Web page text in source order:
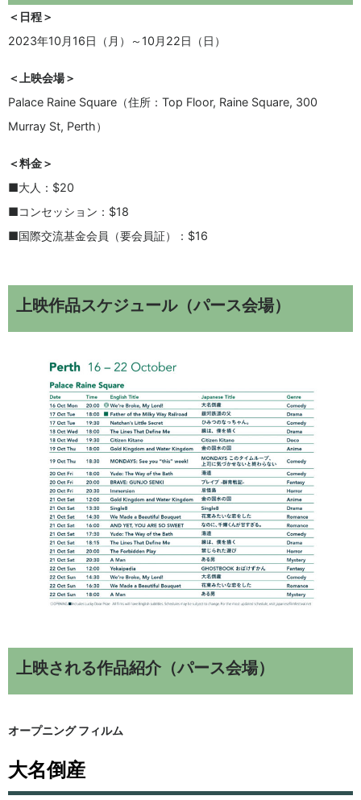
＜日程＞
2023年10月16日（月）～10月22日（日）
＜上映会場＞
Palace Raine Square（住所：Top Floor, Raine Square, 300
Murray St, Perth）
＜料金＞
■大人：$20
■コンセッション：$18
■国際交流基金会員（要会員証）：$16
上映作品スケジュール（パース会場）
上映される作品紹介（パース会場）
オープニング フィルム
大名倒産